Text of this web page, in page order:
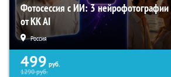
Фотосессия с ИИ: 3
от KK AI
Россия
499 руб.
1290руб.